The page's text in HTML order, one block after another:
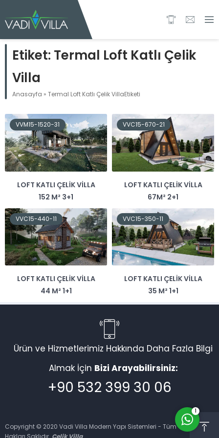
Etiket: Termal Loft Katlı Çelik
Villa
Anasayfa » Termal Loft Katlı Çelik VillaEtiketi
VVM15-1520-31
LOFT KATLI ÇELIK VILLA
152 M² 3+1
VVC15-670-21
LOFT KATLI ÇELIK VILLA
67M² 2+1
VVC15-440-11
LOFT KATLI ÇELIK VILLA
44 M² 1+1
VVC15-350-11
LOFT KATLI ÇELIK VILLA
35 M² 1+1
Ürün ve Hizmetlerimiz Hakkında Daha Fazla Bilgi
Almak İçin Bizi Arayabilirsiniz:
+90 532 399 30 06
Copyright © 2020 Vadi Villa Modern Yapı Sistemleri - Tüm
1